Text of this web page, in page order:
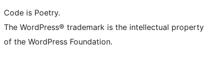
Code is Poetry.
The WordPress® trademark is the intellectual property
of the WordPress Foundation.